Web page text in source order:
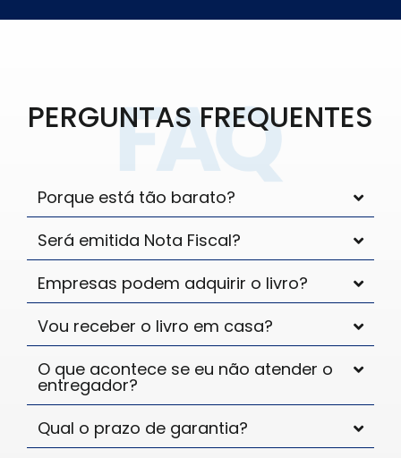
PERGUNTAS FREQUENTES
Porque está tão barato?
Será emitida Nota Fiscal?
Empresas podem adquirir o livro?
Vou receber o livro em casa?
O que acontece se eu não atender o
entregador?
Qual o prazo de garantia?